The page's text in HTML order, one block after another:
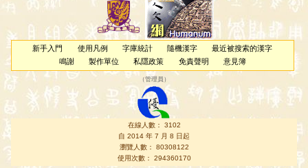
新手入門 使用凡例 字庫統計 隨機漢字
最近被搜索的漢字
鳴謝
製作單位 私隱政策 免責聲明 意見簿
（管理員 ）
在線人數： 3102
自 2014 年 7 月 8 日起
瀏覽人數： 80308122
使用次數： 294360170